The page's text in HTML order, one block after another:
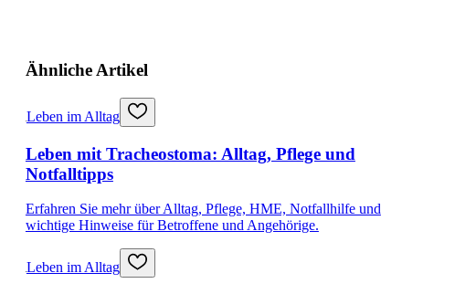
Ähnliche Artikel
Leben im Alltag
Leben mit Tracheostoma: Alltag, Pflege und
Notfalltipps
Erfahren Sie mehr über Alltag, Pflege, HME, Notfallhilfe und
wichtige Hinweise für Betroffene und Angehörige.
Leben im Alltag